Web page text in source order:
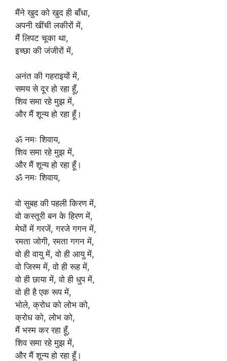
मैंने खुद को खुद ही बाँधा,
अपनी खींची लकीरों में,
मैं लिपट चूका था,
इच्छा की जंजीरों में,
अनंत की गहराइयों में,
समय से दूर हो रहा हूँ,
शिव समा रहे मुझ में,
और मैं शून्य हो रहा हूँ।
ॐ नमः शिवाय,
शिव समा रहे मुझ में,
और मैं शून्य हो रहा हूँ।
ॐ नमः शिवाय,
वो सुबह की पहली किरण में,
वो कस्तूरी बन के हिरण में,
मेघों में गरजें, गरजे गगन में,
रमता जोगी, रमता गगन में,
वो ही वायु में, वो ही आयु में,
वो जिस्म में, वो ही रूह में,
वो ही छाया में, वो ही धुप में,
वो ही है एक रूप में,
भोले, क्रोध को लोभ को,
क्रोध को, लोभ को,
मैं भस्म कर रहा हूँ,
शिव समा रहे मुझ में,
और मैं शून्य हो रहा हूँ।